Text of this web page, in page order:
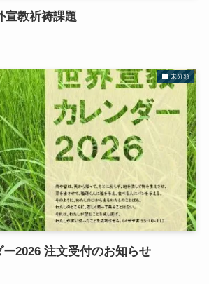
宣教祈祷課題
未分類
2026 注文受付のお知らせ